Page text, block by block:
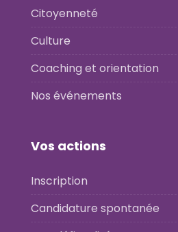
Citoyenneté
Culture
Coaching et orientation
Nos événements
Vos actions
Inscription
Candidature spontanée